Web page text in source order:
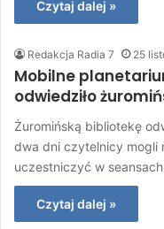
Czytaj dalej »
Redakcja Radia 7 25
Mobilne
odwiedziło
Żuromińską bibliotekę
dwa dni czytelnicy mogli
uczestniczyć w
Czytaj dalej »